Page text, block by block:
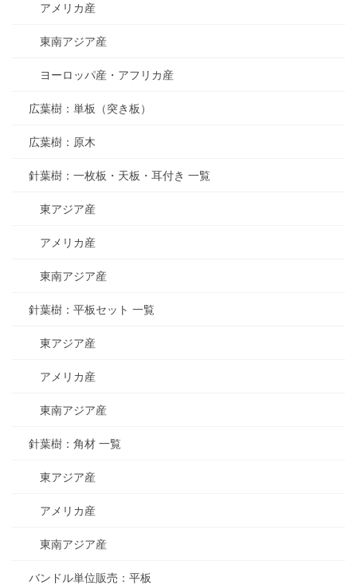
アメリカ産
東南アジア産
ヨーロッパ産・アフリカ産
広葉樹：単板（突き板）
広葉樹：原木
針葉樹：一枚板・天板・耳付き 一覧
東アジア産
アメリカ産
東南アジア産
針葉樹：平板セット 一覧
東アジア産
アメリカ産
東南アジア産
針葉樹：角材 一覧
東アジア産
アメリカ産
東南アジア産
バンドル単位販売：平板